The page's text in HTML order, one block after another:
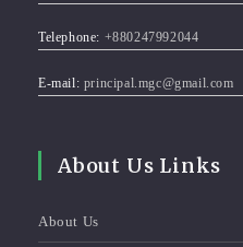
Telephone: +880247992044
E-mail: principal.mgc@gmail.com
About Us Links
About Us